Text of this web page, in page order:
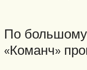
По
«Команч»